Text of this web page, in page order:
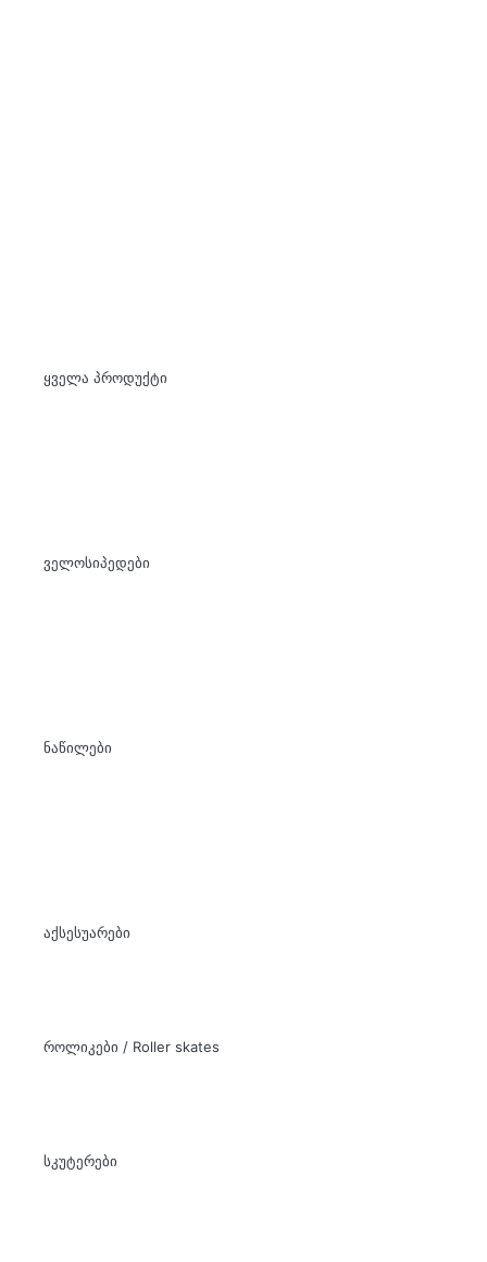
ყველა პროდუქტი
ველოსიპედები
ნაწილები
აქსესუარები
როლიკები / Roller skates
სკუტერები